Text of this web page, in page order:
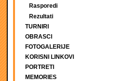
Rasporedi
Rezultati
TURNIRI
OBRASCI
FOTOGALERIJE
KORISNI LINKOVI
PORTRETI
MEMORIES